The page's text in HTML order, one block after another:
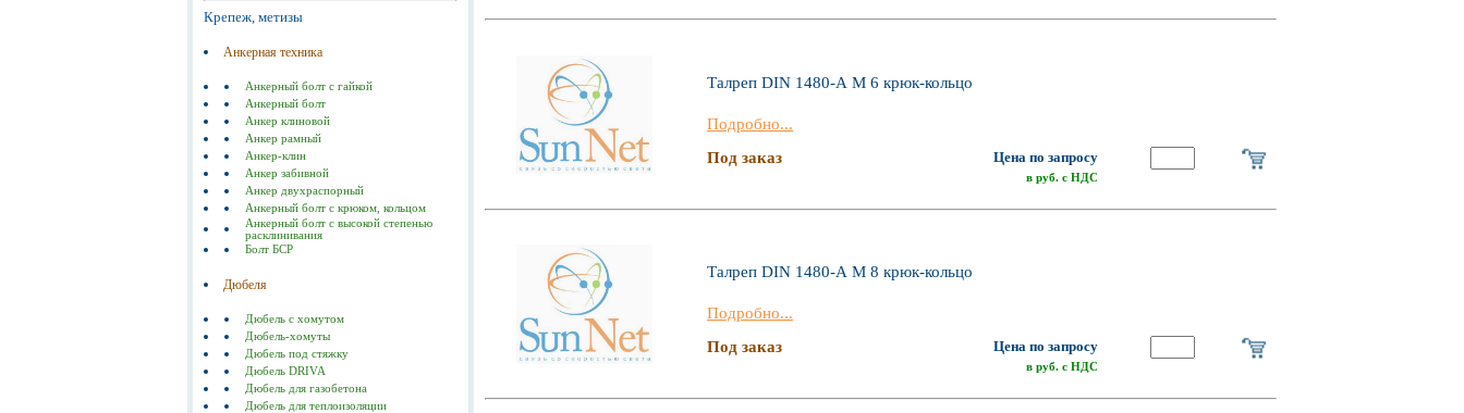
Крепеж, метизы
Анкерная техника
Анкерный болт с гайкой
Анкерный болт
Анкер клиновой
Анкер рамный
Анкер-клин
Анкер забивной
Анкер двухраспорный
Анкерный болт с крюком, кольцом
Анкерный болт с высокой степенью
расклинивания
Болт БСР
Дюбеля
Дюбель с хомутом
Дюбель-хомуты
Дюбель под стяжку
Дюбель DRIVA
Дюбель для газобетона
Дюбель для теплоизоляции
Талреп DIN 1480-А М 6 крюк-кольцо
Подробно...
Под заказ
Цена по запросу
в руб. с НДС
Талреп DIN 1480-А М 8 крюк-кольцо
Подробно...
Под заказ
Цена по запросу
в руб. с НДС